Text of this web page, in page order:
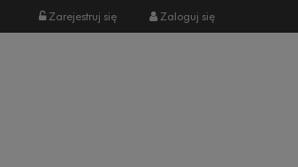
Zarejestruj się Zaloguj się